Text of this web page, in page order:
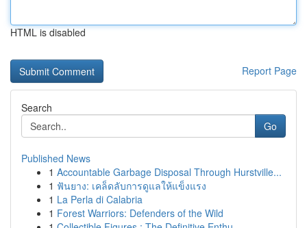
HTML is disabled
Report Page
Search
Go
Published News
1 Accountable Garbage Disposal Through Hurstville...
1 ฟันยาง: เคล็ดลับการดูแลให้แข็งแรง
1 La Perla di Calabria
1 Forest Warriors: Defenders of the Wild